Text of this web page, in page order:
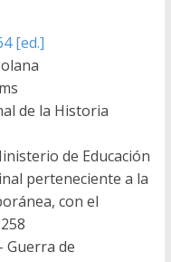
[ed.]
de la Historia
de Educación
perteneciente a la
con el
Guerra de